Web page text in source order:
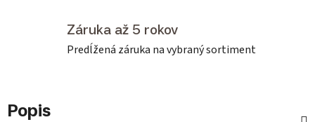
Záruka až 5 rokov
Predĺžená záruka na vybraný sortiment
Popis